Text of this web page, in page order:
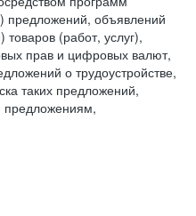
предложений, объявлений
(работ, услуг),
прав и цифровых валют,
о трудоустройстве,
таких предложений,
предложениям,